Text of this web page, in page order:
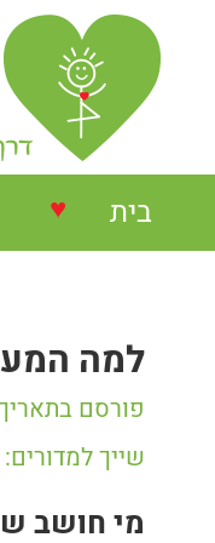
בית ♥
למה
פורסם בתאריך: 21 במאי
שייך למדורים:
מי חושב